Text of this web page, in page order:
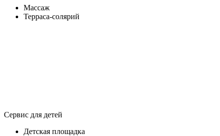
Массаж
Терраса-солярий
Сервис для детей
Детская площадка